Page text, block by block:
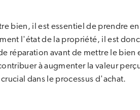
bien, il est essentiel de prendre
l'état de la propriété, il est donc
réparation avant de mettre le bien
à augmenter la valeur
dans le processus d'achat.